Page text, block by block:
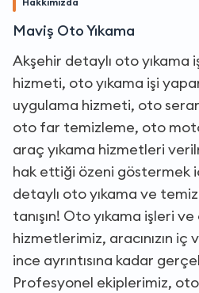
Maviş Oto Yıkama
Akşehir detaylı oto
hizmeti, oto yıkama işi
uygulama hizmeti, oto
oto far temizleme, oto
araç yıkama hizmetleri
hak ettiği özeni göstermek
detaylı oto yıkama ve
tanışın! Oto yıkama işleri
hizmetlerimiz, aracınızın iç
ince ayrıntısına kadar
Profesyonel ekiplerimiz,